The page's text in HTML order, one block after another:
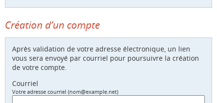
Création d’un compte
Après validation de votre adresse électronique, un lien
vous sera envoyé par courriel pour poursuivre la création
de votre compte.
Courriel
Votre adresse courriel (nom@example.net)